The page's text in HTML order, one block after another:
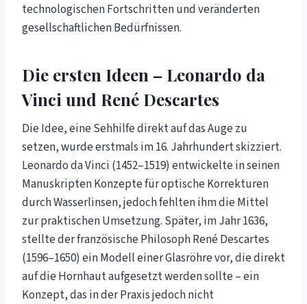
technologischen Fortschritten und veränderten
gesellschaftlichen Bedürfnissen.
Die ersten Ideen – Leonardo da
Vinci und René Descartes
Die Idee, eine Sehhilfe direkt auf das Auge zu
setzen, wurde erstmals im 16. Jahrhundert skizziert.
Leonardo da Vinci (1452–1519) entwickelte in seinen
Manuskripten Konzepte für optische Korrekturen
durch Wasserlinsen, jedoch fehlten ihm die Mittel
zur praktischen Umsetzung. Später, im Jahr 1636,
stellte der französische Philosoph René Descartes
(1596–1650) ein Modell einer Glasröhre vor, die direkt
auf die Hornhaut aufgesetzt werden sollte – ein
Konzept, das in der Praxis jedoch nicht